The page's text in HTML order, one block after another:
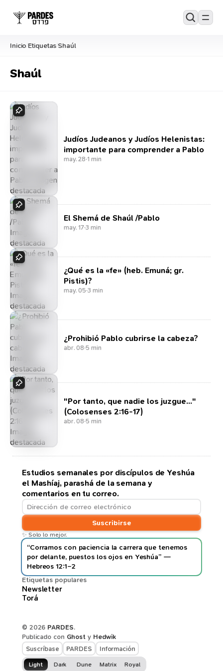
Inicio/Etiquetas/Shaúl
Shaúl
Judíos Judeanos y Judíos Helenistas:
importante para comprender a Pablo
may. 28·1 min
El Shemá de Shaúl /Pablo
may. 17·3 min
¿Qué es la «fe» (heb. Emuná; gr.
Pistis)?
may. 05·3 min
¿Prohibió Pablo cubrirse la cabeza?
abr. 08·5 min
"Por tanto, que nadie los juzgue..."
(Colosenses 2:16-17)
abr. 08·5 min
Estudios semanales por discípulos de Yeshúa
el Mashíaj, parashá de la semana y
comentarios en tu correo.
Suscribirse
✨ Solo lo mejor.
“Corramos con paciencia la carrera que tenemos
por delante, puestos los ojos en Yeshúa” —
Hebreos 12:1–2
Etiquetas populares
Newsletter
Torá
© 2026 PARDES.
Publicado con Ghost y Hedwik
Suscríbase
PARDES Información
Light Dark Dune Matrix Royal